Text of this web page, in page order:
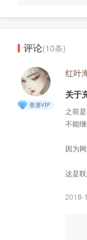
评论(10条)
红叶
关于
之前
不能
因为
这是
2018-